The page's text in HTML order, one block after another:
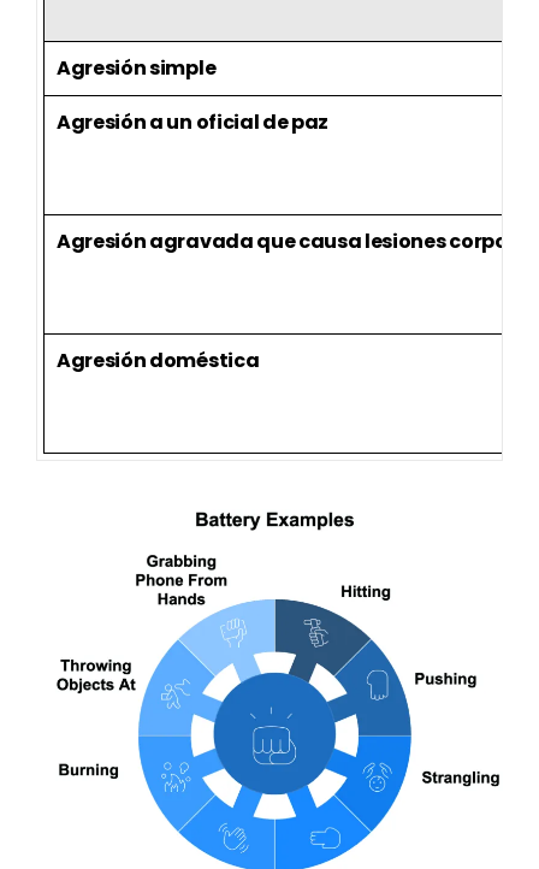
Agresión simple
Agresión a un oficial de paz
Agresión agravada que causa lesiones
Agresión doméstica